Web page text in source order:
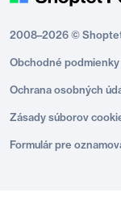
2008–2026 ©
Obchodné podmienky
Ochrana osobných
Zásady súborov
Formulár pre